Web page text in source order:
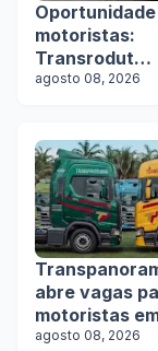
motoristas:
Transrodut
Transportes
agosto 08, 2026
abre vagas
motoristas
operação com
agosto 08, 2026